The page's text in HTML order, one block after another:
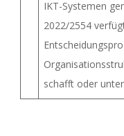
IKT-Systemen
2022/2554
schafft oder